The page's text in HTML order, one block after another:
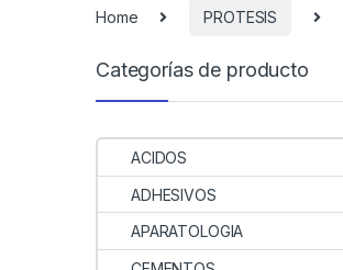
Home PROTESIS
Categorías de producto
ACIDOS
ADHESIVOS
APARATOLOGIA